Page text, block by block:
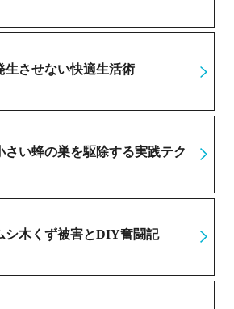
生させない快適生活術
さい蜂の巣を駆除する実践テク
シ木くず被害とDIY奮闘記